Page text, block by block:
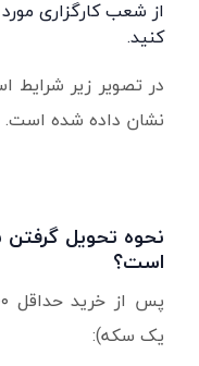
از شعب کارگزاری
کنید.
در تصویر زیر شرایط
نشان داده شده است.
نحوه تحویل
است؟
یک سکه):